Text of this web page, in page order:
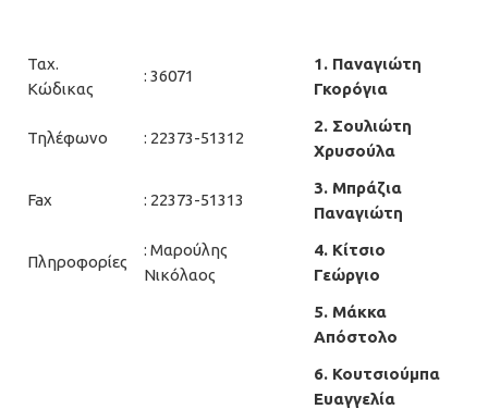
Ταχ.
Κώδικας
: 36071
1. Παναγιώτη
Γκορόγια
Τηλέφωνο : 22373-51312
2. Σουλιώτη
Χρυσούλα
Fax : 22373-51313
3. Μπράζια
Παναγιώτη
Πληροφορίες
: Μαρούλης
Νικόλαος
4. Κίτσιο
Γεώργιο
5. Μάκκα
Απόστολο
6. Κουτσιούμπα
Ευαγγελία